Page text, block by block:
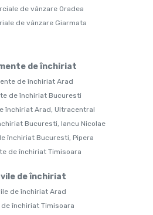
de vânzare Oradea
de vânzare Giarmata
de închiriat
de închiriat Arad
de închiriat Bucuresti
închiriat Arad, Ultracentral
Bucuresti, Iancu Nicolae
închiriat Bucuresti, Pipera
de închiriat Timisoara
vile de închiriat
de închiriat Arad
de închiriat Timisoara